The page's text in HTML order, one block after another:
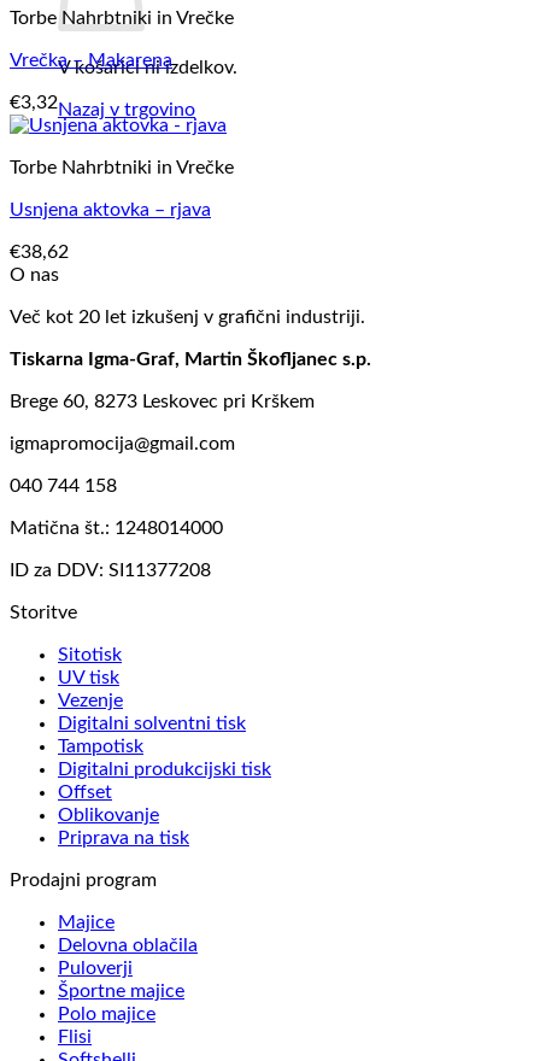
V košarici ni izdelkov.
Nazaj v trgovino
Torbe Nahrbtniki in Vrečke
Vrečka – Makarena
€3,32
Torbe Nahrbtniki in Vrečke
Usnjena aktovka – rjava
€38,62
O nas
Več kot 20 let izkušenj v grafični industriji.
Tiskarna Igma-Graf, Martin Škofljanec s.p.
Brege 60, 8273 Leskovec pri Krškem
igmapromocija@gmail.com
040 744 158
Matična št.: 1248014000
ID za DDV: SI11377208
Storitve
Sitotisk
UV tisk
Vezenje
Digitalni solventni tisk
Tampotisk
Digitalni produkcijski tisk
Offset
Oblikovanje
Priprava na tisk
Prodajni program
Majice
Delovna oblačila
Puloverji
Športne majice
Polo majice
Flisi